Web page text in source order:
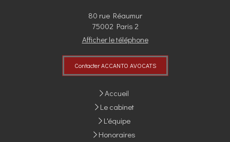
80 rue Réaumur
75002 Paris 2
Afficher le téléphone
Contacter ACCANTO AVOCATS
Accueil
Le cabinet
L'équipe
Honoraires